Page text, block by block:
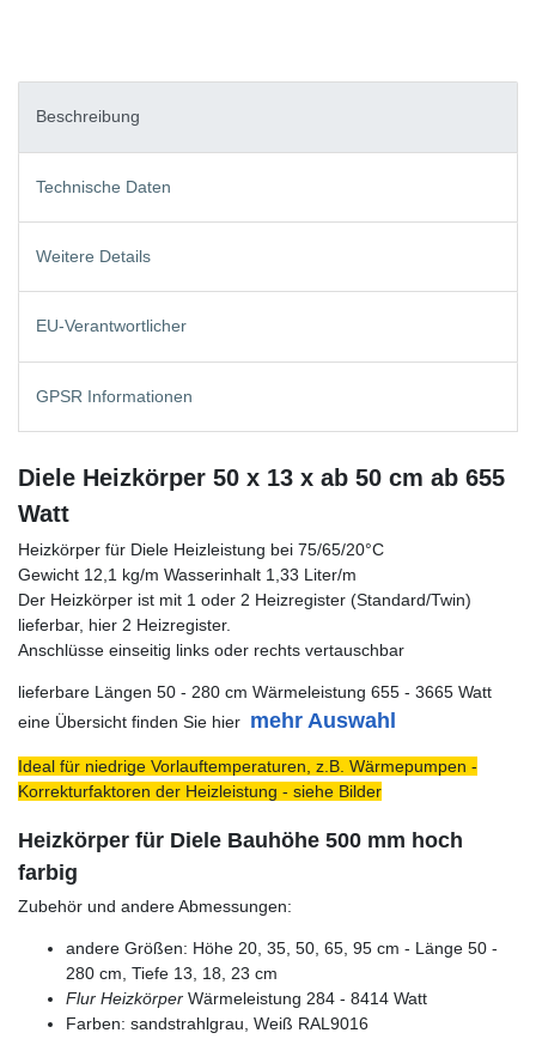
Beschreibung
Technische Daten
Weitere Details
EU-Verantwortlicher
GPSR Informationen
Diele Heizkörper 50 x 13 x ab 50 cm ab 655
Watt
Heizkörper für Diele Heizleistung bei 75/65/20°C
Gewicht 12,1 kg/m Wasserinhalt 1,33 Liter/m
Der Heizkörper ist mit 1 oder 2 Heizregister (Standard/Twin)
lieferbar, hier 2 Heizregister.
Anschlüsse einseitig links oder rechts vertauschbar
lieferbare Längen 50 - 280 cm Wärmeleistung 655 - 3665 Watt
eine Übersicht finden Sie hier mehr Auswahl
Ideal für niedrige Vorlauftemperaturen, z.B. Wärmepumpen -
Korrekturfaktoren der Heizleistung - siehe Bilder
Heizkörper für Diele Bauhöhe 500 mm hoch
farbig
Zubehör und andere Abmessungen:
andere Größen: Höhe 20, 35, 50, 65, 95 cm - Länge 50 -
280 cm, Tiefe 13, 18, 23 cm
Flur Heizkörper Wärmeleistung 284 - 8414 Watt
Farben: sandstrahlgrau, Weiß RAL9016